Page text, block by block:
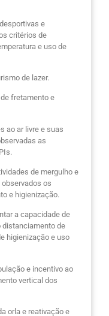
e
critérios de
e uso de
de lazer.
fretamento e
ar livre e suas
as
de mergulho e
os
e higienização.
a capacidade de
distanciamento de
higienização e uso
e incentivo ao
vertical dos
e reativação e